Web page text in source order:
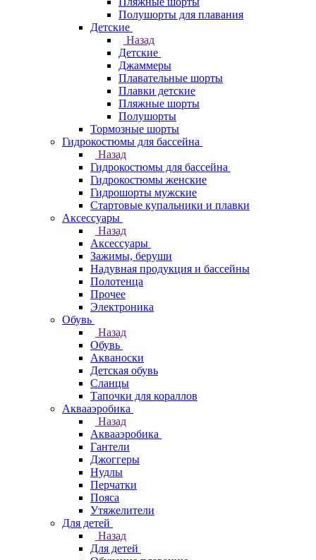
Полушорты для плавания
Детские
Назад
Детские
Джаммеры
Плавательные шорты
Плавки детские
Пляжные шорты
Полушорты
Тормозные шорты
Гидрокостюмы для бассейна
Назад
Гидрокостюмы для бассейна
Гидрокостюмы женские
Гидрошорты мужские
Стартовые купальники и плавки
Аксессуары
Назад
Аксессуары
Зажимы, беруши
Надувная продукция и бассейны
Полотенца
Прочее
Электроника
Обувь
Назад
Обувь
Акваноски
Детская обувь
Сланцы
Тапочки для кораллов
Аквааэробика
Назад
Аквааэробика
Гантели
Джоггеры
Нудлы
Перчатки
Пояса
Утяжелители
Для детей
Назад
Для детей